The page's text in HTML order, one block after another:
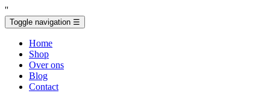
''
Toggle navigation ☰
Home
Shop
Over ons
Blog
Contact